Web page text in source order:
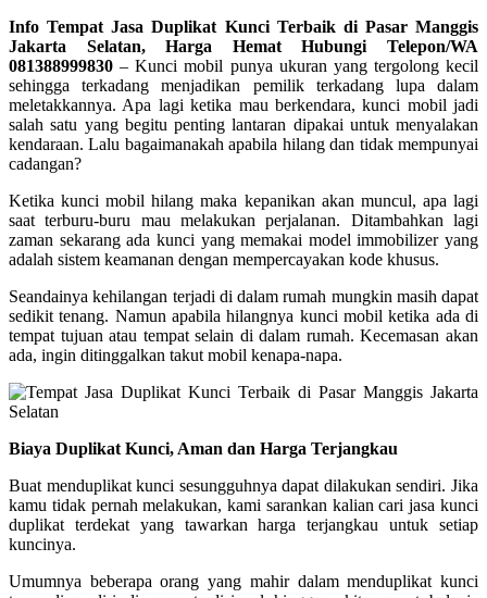
Info Tempat Jasa Duplikat Kunci Terbaik di Pasar Manggis
Jakarta Selatan, Harga Hemat Hubungi Telepon/WA
081388999830 – Kunci mobil punya ukuran yang tergolong kecil
sehingga terkadang menjadikan pemilik terkadang lupa dalam
meletakkannya. Apa lagi ketika mau berkendara, kunci mobil jadi
salah satu yang begitu penting lantaran dipakai untuk menyalakan
kendaraan. Lalu bagaimanakah apabila hilang dan tidak mempunyai
cadangan?
Ketika kunci mobil hilang maka kepanikan akan muncul, apa lagi
saat terburu-buru mau melakukan perjalanan. Ditambahkan lagi
zaman sekarang ada kunci yang memakai model immobilizer yang
adalah sistem keamanan dengan mempercayakan kode khusus.
Seandainya kehilangan terjadi di dalam rumah mungkin masih dapat
sedikit tenang. Namun apabila hilangnya kunci mobil ketika ada di
tempat tujuan atau tempat selain di dalam rumah. Kecemasan akan
ada, ingin ditinggalkan takut mobil kenapa-napa.
Biaya Duplikat Kunci, Aman dan Harga Terjangkau
Buat menduplikat kunci sesungguhnya dapat dilakukan sendiri. Jika
kamu tidak pernah melakukan, kami sarankan kalian cari jasa kunci
duplikat terdekat yang tawarkan harga terjangkau untuk setiap
kuncinya.
Umumnya beberapa orang yang mahir dalam menduplikat kunci